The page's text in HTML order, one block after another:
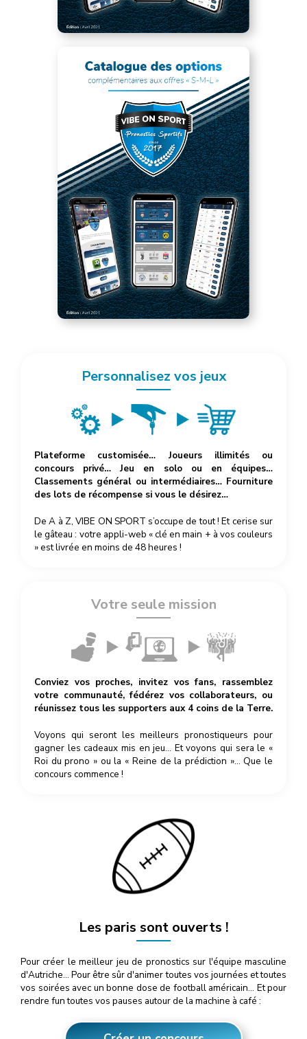
Personnalisez vos jeux
Plateforme customisée… Joueurs illimités ou
concours privé… Jeu en solo ou en équipes…
Classements général ou intermédiaires… Fourniture
des lots de récompense si vous le désirez…
De A à Z, VIBE ON SPORT s’occupe de tout ! Et cerise sur
le gâteau : votre appli-web « clé en main + à vos couleurs
» est livrée en moins de 48 heures !
Votre seule mission
Conviez vos proches, invitez vos fans, rassemblez
votre communauté, fédérez vos collaborateurs, ou
réunissez tous les supporters aux 4 coins de la Terre.
Voyons qui seront les meilleurs pronostiqueurs pour
gagner les cadeaux mis en jeu… Et voyons qui sera le «
Roi du prono » ou la « Reine de la prédiction »… Que le
concours commence !
Les paris sont ouverts !
Pour créer le meilleur jeu de pronostics sur l'équipe masculine
d'Autriche… Pour être sûr d'animer toutes vos journées et toutes
vos soirées avec un bonne dose de football américain… Et pour
rendre fun toutes vos pauses autour de la machine à café :